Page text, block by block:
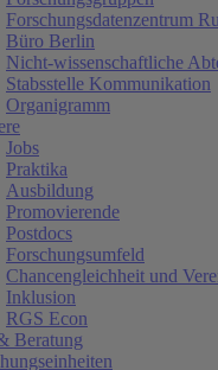
Forschungsdatenzentrum
Büro Berlin
Nicht-wissenschaftliche
Stabsstelle Kommunikation
Organigramm
Jobs
Praktika
Ausbildung
Promovierende
Postdocs
Forschungsumfeld
Chancengleichheit und
Inklusion
RGS Econ
Beratung